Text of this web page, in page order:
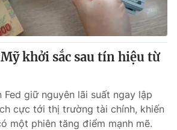
khởi sắc sau tín hiệu từ
Fed giữ nguyên lãi suất ngay lập
cực tới thị trường tài chính, khiến
một phiên tăng điểm mạnh mẽ.